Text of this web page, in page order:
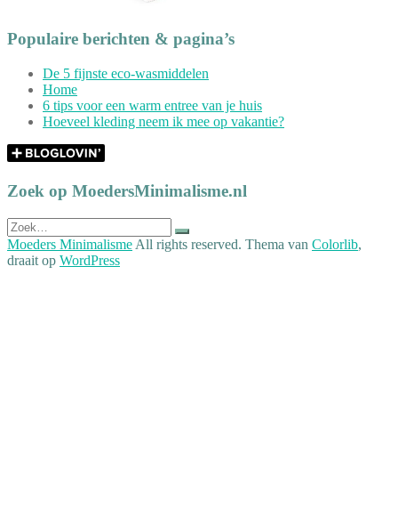
Populaire berichten & pagina’s
De 5 fijnste eco-wasmiddelen
Home
6 tips voor een warm entree van je huis
Hoeveel kleding neem ik mee op vakantie?
Zoek op MoedersMinimalisme.nl
Zoek
naar:
Moeders Minimalisme All rights reserved. Thema van Colorlib,
draait op WordPress